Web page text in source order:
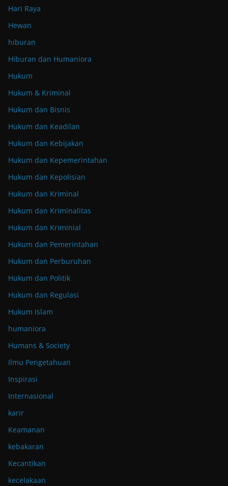
Hari Raya
Hewan
hiburan
Hiburan dan Humaniora
Hukum
Hukum & Kriminal
Hukum dan Bisnis
Hukum dan Keadilan
Hukum dan Kebijakan
Hukum dan Kepemerintahan
Hukum dan Kepolisian
Hukum dan Kriminal
Hukum dan Kriminalitas
Hukum dan Kriminial
Hukum dan Pemerintahan
Hukum dan Perburuhan
Hukum dan Politik
Hukum dan Regulasi
Hukum Islam
humaniora
Humans & Society
Ilmu Pengetahuan
Inspirasi
Internasional
karir
Keamanan
kebakaran
Kecantikan
kecelakaan